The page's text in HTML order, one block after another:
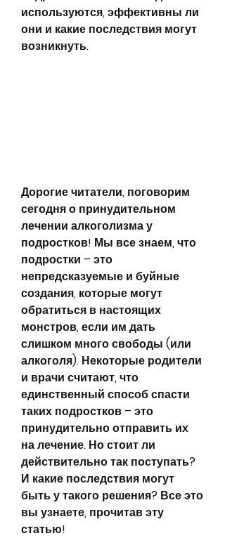
используются, эффективны ли
они и какие последствия могут
возникнуть.
Дорогие читатели, поговорим
сегодня о принудительном
лечении алкоголизма у
подростков! Мы все знаем, что
подростки – это
непредсказуемые и буйные
создания, которые могут
обратиться в настоящих
монстров, если им дать
слишком много свободы (или
алкоголя). Некоторые родители
и врачи считают, что
единственный способ спасти
таких подростков – это
принудительно отправить их
на лечение. Но стоит ли
действительно так поступать?
И какие последствия могут
быть у такого решения? Все это
вы узнаете, прочитав эту
статью!